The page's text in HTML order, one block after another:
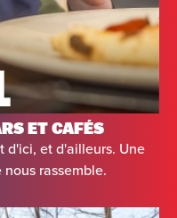
ET CAFÉS
d'ici, et d'ailleurs. Une
rassemble.